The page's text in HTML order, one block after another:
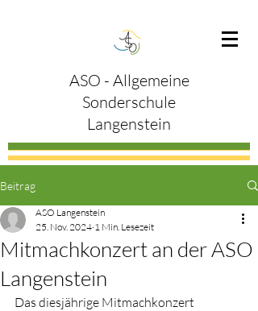
ASO - Allgemeine
Sonderschule
Langenstein
Beitrag
Mitmachkonzert an der ASO
Langenstein
ASO Langenstein
25. Nov. 2024 1 Min. Lesezeit
Das diesjährige Mitmachkonzert